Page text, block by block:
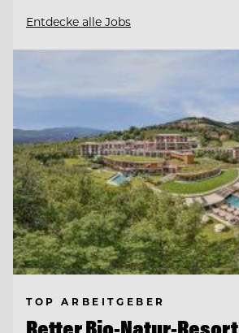
Entdecke alle Jobs
TOP ARBEITGEBER